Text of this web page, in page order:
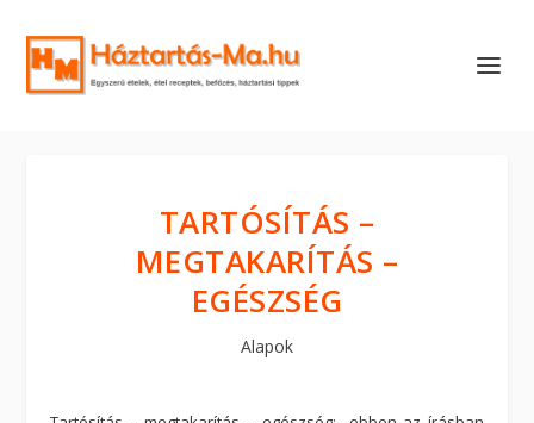
TARTÓSÍTÁS –
MEGTAKARÍTÁS –
EGÉSZSÉG
Alapok